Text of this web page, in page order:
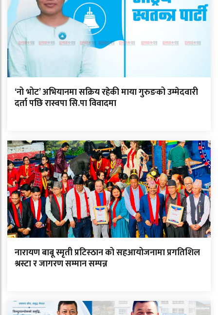
‘नो भोट’ अभियानमा सक्रिय रहेकी माया गुरुङको उम्मेदवारी
दर्ता पछि रास्वपा सि.पा विवादमा
नारायण बाबू स्मृती प्रटिस्ठान को सहआयोजनामा प्रगतिशिल
श्रस्टा र जागरण सम्मान सम्पन्न